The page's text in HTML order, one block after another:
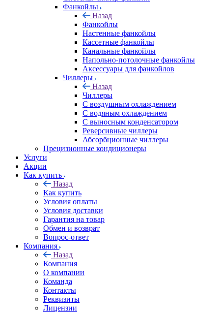
Фанкойлы
Назад
Фанкойлы
Настенные фанкойлы
Кассетные фанкойлы
Канальные фанкойлы
Напольно-потолочные фанкойлы
Аксессуары для фанкойлов
Чиллеры
Назад
Чиллеры
С воздушным охлаждением
С водяным охлаждением
С выносным конденсатором
Реверсивные чиллеры
Абсорбционные чиллеры
Прецизионные кондиционеры
Услуги
Акции
Как купить
Назад
Как купить
Условия оплаты
Условия доставки
Гарантия на товар
Обмен и возврат
Вопрос-ответ
Компания
Назад
Компания
О компании
Команда
Контакты
Реквизиты
Лицензии